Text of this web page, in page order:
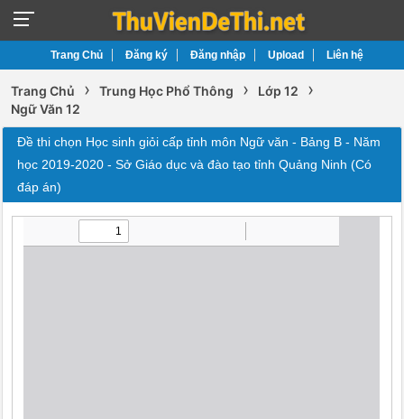
Trang Chủ Đăng ký Đăng nhập Upload Liên hệ
Trang Chủ › Trung Học Phổ Thông › Lớp 12 ›
Ngữ Văn 12
Đề thi chọn Học sinh giỏi cấp tỉnh môn Ngữ văn - Bảng B - Năm
học 2019-2020 - Sở Giáo dục và đào tạo tỉnh Quảng Ninh (Có
đáp án)